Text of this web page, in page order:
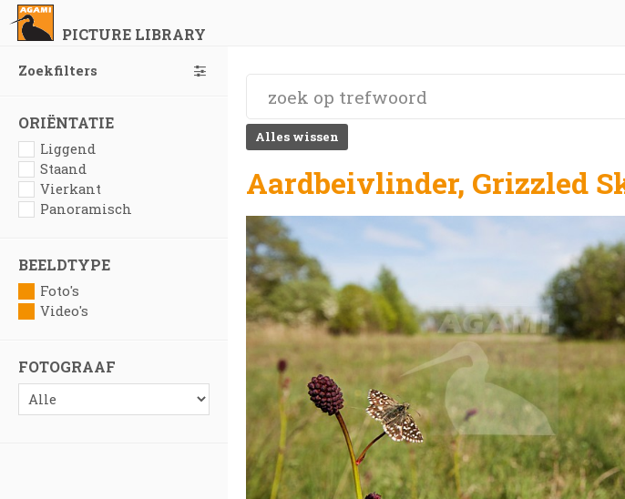
PICTURE LIBRARY
Zoekfilters
ORIËNTATIE
Liggend
Staand
Vierkant
Panoramisch
BEELDTYPE
Foto's
Video's
FOTOGRAAF
Alles wissen
Aardbeivlinder, Grizzled